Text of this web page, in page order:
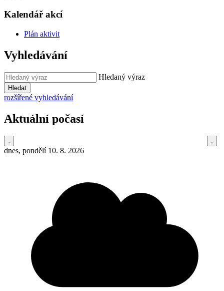
Kalendář akcí
Plán aktivit
Vyhledávání
Hledaný výraz
Hledat
rozšířené vyhledávání
Aktuální počasí
dnes, pondělí 10. 8. 2026